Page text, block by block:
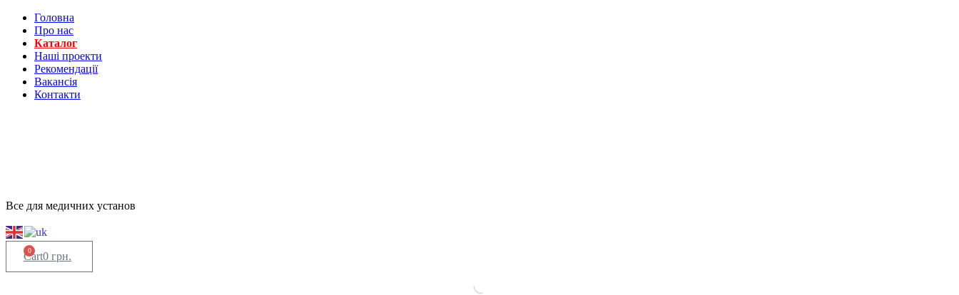
Головна
Про нас
Каталог
Нашi проекти
Рекомендації
Вакансiя
Контакти
Все для медичних установ
0 грн.
0
Cart